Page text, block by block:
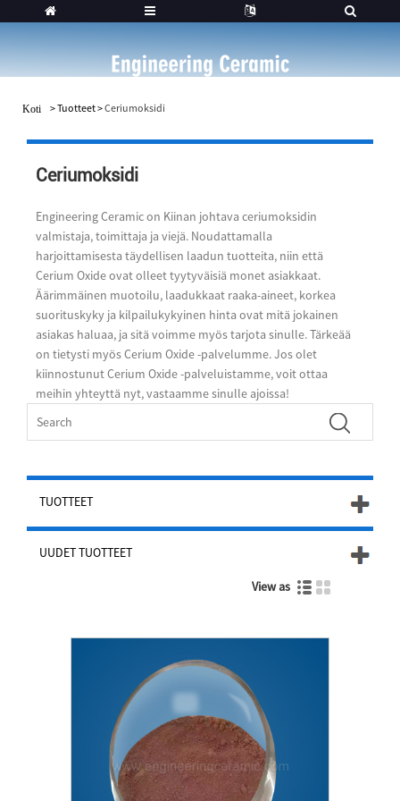
Koti >Tuotteet>Ceriumoksidi
Ceriumoksidi
Engineering Ceramic on Kiinan johtava ceriumoksidin
valmistaja, toimittaja ja viejä. Noudattamalla
harjoittamisesta täydellisen laadun tuotteita, niin että
Cerium Oxide ovat olleet tyytyväisiä monet asiakkaat.
Äärimmäinen muotoilu, laadukkaat raaka-aineet, korkea
suorituskyky ja kilpailukykyinen hinta ovat mitä jokainen
asiakas haluaa, ja sitä voimme myös tarjota sinulle. Tärkeää
on tietysti myös Cerium Oxide -palvelumme. Jos olet
kiinnostunut Cerium Oxide -palveluistamme, voit ottaa
meihin yhteyttä nyt, vastaamme sinulle ajoissa!
TUOTTEET
UUDET TUOTTEET
View as